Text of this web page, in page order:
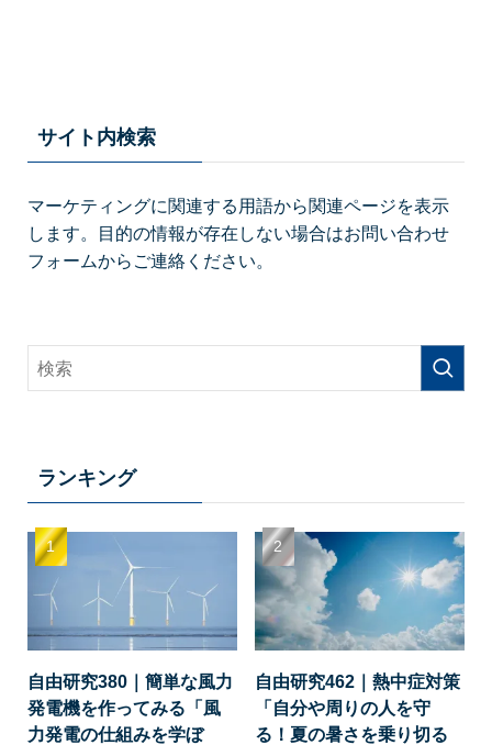
サイト内検索
マーケティングに関連する用語から関連ページを表示
します。目的の情報が存在しない場合はお問い合わせ
フォームからご連絡ください。
ランキング
自由研究380｜簡単な風力
発電機を作ってみる「風
力発電の仕組みを学ぼ
自由研究462｜熱中症対策
「自分や周りの人を守
る！夏の暑さを乗り切る